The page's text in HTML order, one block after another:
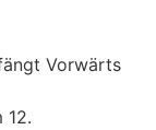
Vorwärts
12.